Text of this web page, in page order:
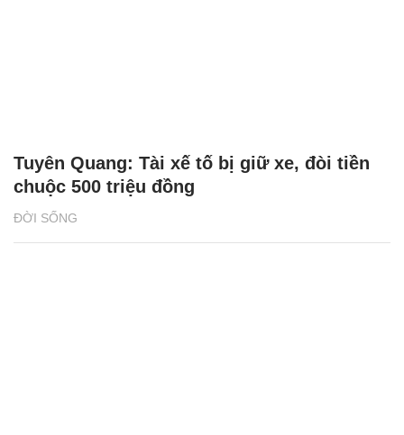
ĐỜI SỐNG
Tuyên Quang: Tài xế tố bị giữ xe, đòi tiền
chuộc 500 triệu đồng